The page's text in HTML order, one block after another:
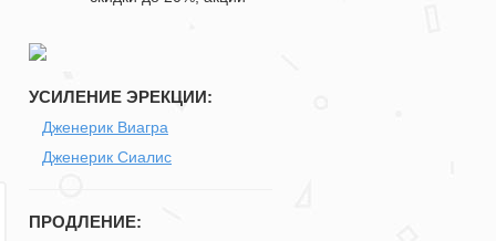
УСИЛЕНИЕ ЭРЕКЦИИ:
Дженерик Виагра
Дженерик Сиалис
ПРОДЛЕНИЕ: